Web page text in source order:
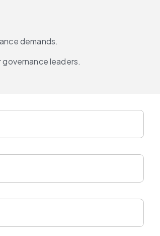
demands.
leaders.